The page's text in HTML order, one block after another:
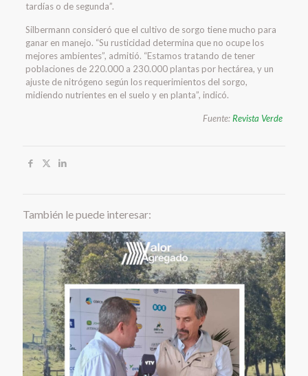
tardías o de segunda”.
Silbermann consideró que el cultivo de sorgo tiene mucho para
ganar en manejo. “Su rusticidad determina que no ocupe los
mejores ambientes”, admitió. “Estamos tratando de tener
poblaciones de 220.000 a 230.000 plantas por hectárea, y un
ajuste de nitrógeno según los requerimientos del sorgo,
midiendo nutrientes en el suelo y en planta”, indicó.
Fuente:Revista Verde
También le puede interesar: